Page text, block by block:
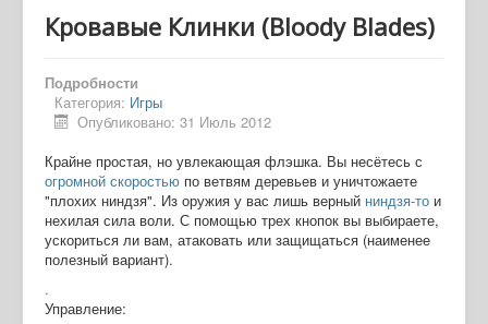
Кровавые Клинки (Bloody Blades)
Подробности
Категория: Игры
Опубликовано: 31 Июль 2012
Крайне простая, но увлекающая флэшка. Вы несётесь с
огромной скоростью по ветвям деревьев и уничтожаете
"плохих ниндзя". Из оружия у вас лишь верный ниндзя-то и
нехилая сила воли. С помощью трех кнопок вы выбираете,
ускориться ли вам, атаковать или защищаться (наименее
полезный вариант).
.
Управление: